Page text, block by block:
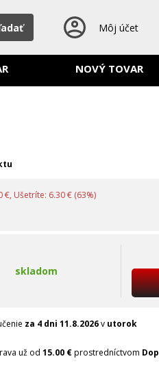
Môj účet
NOVÝ TOVAR
€, Ušetríte: 6.30 € (63%)
skladom
za 4 dni 11.8.2026v utorok
už od 15.00 €prostredníctvom